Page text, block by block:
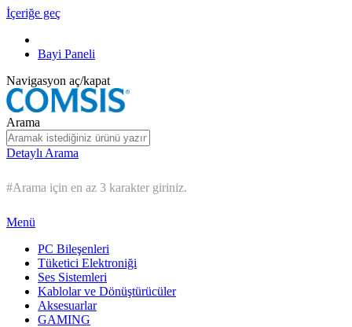
İçeriğe geç
Bayi Paneli
Navigasyon aç/kapat
Arama
Detaylı Arama
#Arama için en az 3 karakter giriniz.
Menü
PC Bileşenleri
Tüketici Elektroniği
Ses Sistemleri
Kablolar ve Dönüştürücüler
Aksesuarlar
GAMING